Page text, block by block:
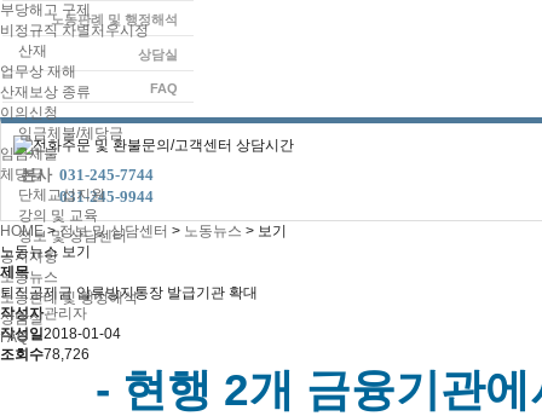
부당해고 구제
비정규직 차별처우시정
산재
업무상 재해
산재보상 종류
이의신청
임금체불/체당금
임금체불
체당금
단체교섭지원
강의 및 교육
정보 및 상담센터
공지사항
노동뉴스
노동판례 및 행정해석
상담실
FAQ
노동판례 및 행정해석
상담실
FAQ
본사 031-245-7744
본사 031-245-9944
HOME>정보 및 상담센터 > 노동뉴스 > 보기
노동뉴스 보기
제목
퇴직공제금 압류방지통장 발급기관 확대
작성자관리자
작성일2018-01-04
조회수78,726
- 현행 2개 금융기관